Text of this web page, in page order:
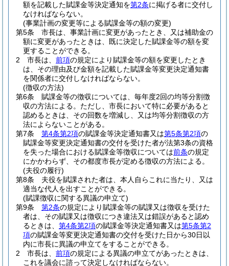
額を記載した賦課金等決定通知を第2条に掲げる者に交付し
なければならない。
(事業計画の変更等による賦課金等の額の変更)
第5条
市長は、事業計画に変更があったとき、又は補助金の
額に変更があったときは、既に決定した賦課金等の額を変
更することができる。
2
市長は、 前項の規定により賦課金等の額を変更したとき
は、その理由及び金額を記載した賦課金等変更決定通知書
を関係者に交付しなければならない。
(徴収の方法)
第6条
賦課金等の徴収については、毎年度2回の均等分割徴
収の方法による。 ただし、市長において特に必要があると
認めるときは、その回数を増減し、又は均等分割徴収の方
法によらないことがある。
第7条
第4条第2項の賦課金等決定通知書又は第5条第2項の
賦課金等変更決定通知書の交付を受けた者が法第3条の資格
を失った場合における賦課金等徴収については前条の規定
にかかわらず、その都度市長が定める徴収の方法による。
(夫役の履行)
第8条
夫役を賦課された者は、本人自らこれに当たり、又は
適当な代人を出すことができる。
(賦課徴収に関する異議の申立て)
第9条
第2条の規定により賦課金等の賦課又は徴収を受けた
者は、その賦課又は徴収につき違法又は錯誤があると認め
るときは、 第4条第2項の賦課金等決定通知書又は第5条第2
項の賦課金等変更決定通知書の交付を受けた日から30日以
内に市長に異議の申立てをすることができる。
2
市長は、 前項の規定による異議の申立てがあったときは、
これを議会に諮って決定しなければならない。